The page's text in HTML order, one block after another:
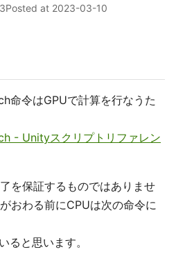
Posted at 2023-03-10
命令はGPUで計算を行なうた
- Unityスクリプトリファレン
を保証するものではありませ
おわる前にCPUは次の命令に
ると思います。